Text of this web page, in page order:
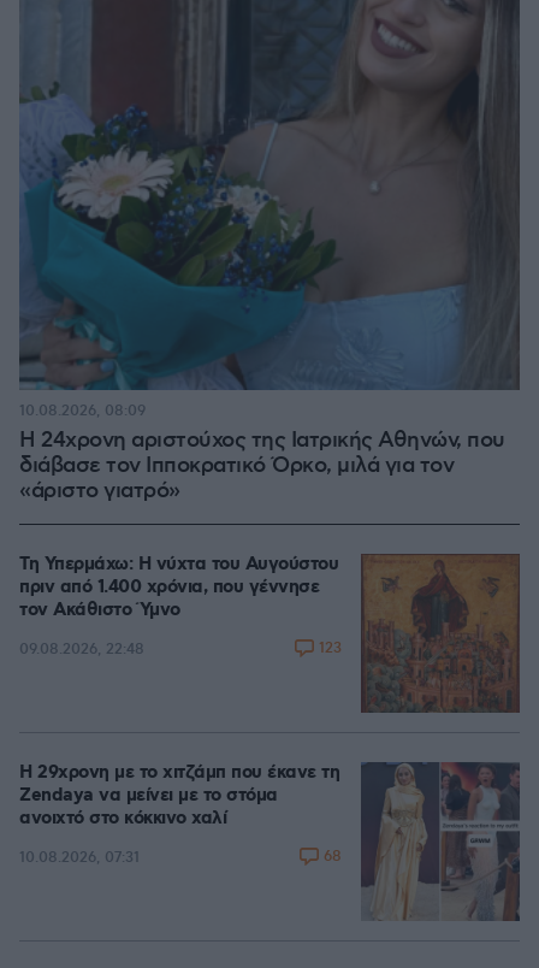
Η 24χρονη αριστούχος της Ιατρικής Αθηνών, που
διάβασε τον Ιπποκρατικό Όρκο, μιλά για τον
«άριστο γιατρό»
10.08.2026, 08:09
Τη Υπερμάχω: Η νύχτα του Αυγούστου
πριν από 1.400 χρόνια, που γέννησε
τον Ακάθιστο Ύμνο
09.08.2026, 22:48 123
Η 29χρονη με το χιτζάμπ που έκανε τη
Zendaya να μείνει με το στόμα
ανοιχτό στο κόκκινο χαλί
10.08.2026, 07:31 68